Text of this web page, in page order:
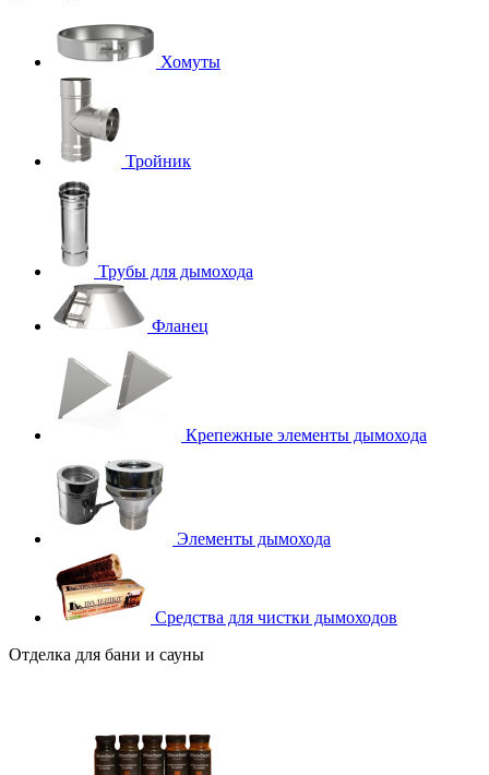
Хомуты
Тройник
Трубы для дымохода
Фланец
Крепежные элементы дымохода
Элементы дымохода
Средства для чистки дымоходов
Отделка для бани и сауны